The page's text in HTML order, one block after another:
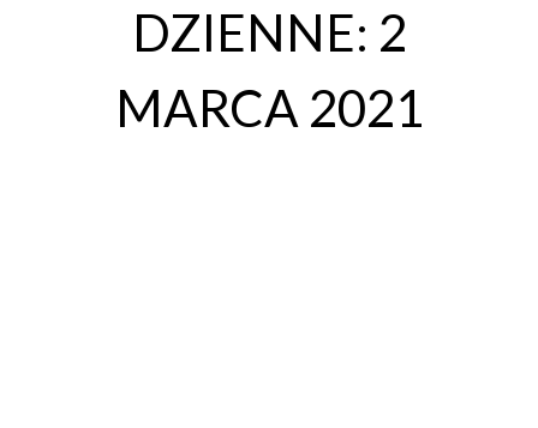
DZIENNE: 2
MARCA 2021